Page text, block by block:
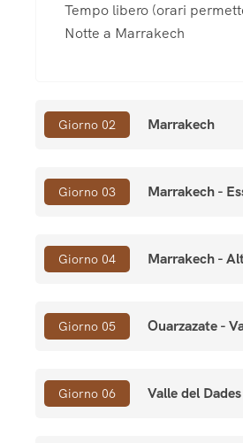
Tempo libero (orari
Notte a Marrakech
Giorno 02 Marrakech
Giorno 03 Marrakech -
Giorno 04 Marrakech -
Giorno 05 Ouarzazate -
Giorno 06 Valle del